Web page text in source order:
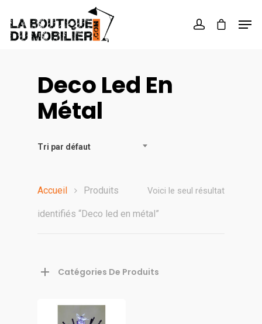
Deco Led En
Métal
Tri par défaut
Voici le seul résultat
Accueil Produits
identifiés “Deco led en métal”
Catégories De Produits